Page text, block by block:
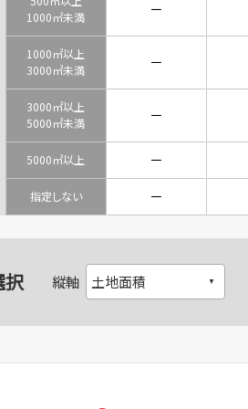
1000㎡未満
－
1000㎡以上
3000㎡未満
－
3000㎡以上
5000㎡未満
－
5000㎡以上 －
指定しない －
択 縦軸